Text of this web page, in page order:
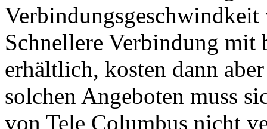
Schnellere Verbindung
erhältlich, kosten dann
solchen Angeboten muss
von Tele Columbus nicht